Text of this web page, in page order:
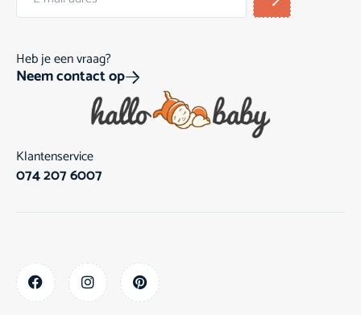
Heb je een vraag?
Neem contact op
Klantenservice
074 207 6007